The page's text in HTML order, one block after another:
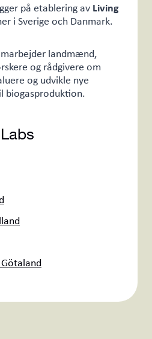
på etablering av Living
i Sverige och Danmark.
landmænd,
og rådgivere om
og udvikle nye
biogasproduktion.